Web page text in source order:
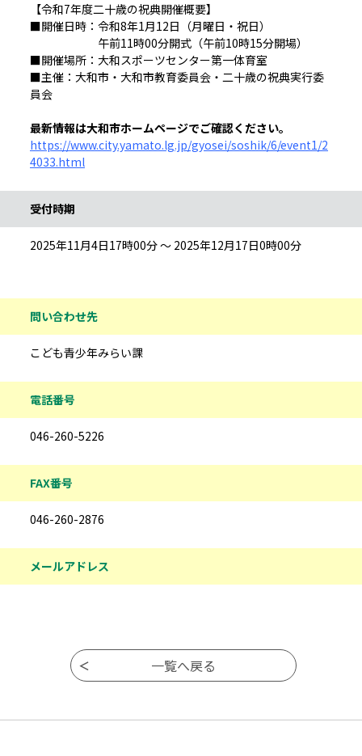
【令和7年度二十歳の祝典開催概要】
■開催日時：令和8年1月12日（月曜日・祝日）
午前11時00分開式（午前10時15分開場）
■開催場所：大和スポーツセンター第一体育室
■主催：大和市・大和市教育委員会・二十歳の祝典実行委
員会
最新情報は大和市ホームページでご確認ください。
https://www.city.yamato.lg.jp/gyosei/soshik/6/event1/2
4033.html
受付時期
2025年11月4日17時00分 ～ 2025年12月17日0時00分
問い合わせ先
こども青少年みらい課
電話番号
046-260-5226
FAX番号
046-260-2876
メールアドレス